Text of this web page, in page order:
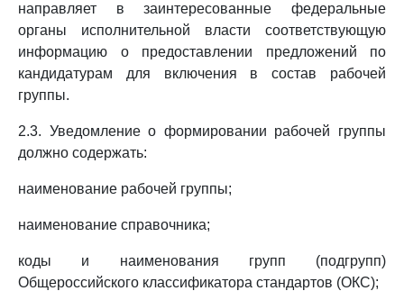
направляет в заинтересованные федеральные
органы исполнительной власти соответствующую
информацию о предоставлении предложений по
кандидатурам для включения в состав рабочей
группы.
2.3. Уведомление о формировании рабочей группы
должно содержать:
наименование рабочей группы;
наименование справочника;
коды и наименования групп (подгрупп)
Общероссийского классификатора стандартов (ОКС);